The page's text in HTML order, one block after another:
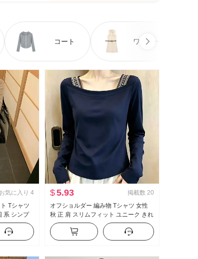
コート ワンピース
お気に入り 4
Tシャツ
系 シンプ
$5.93 掲載数 20
オフショルダー 編み物 Tシャツ 女性
秋 正 肩 スリムフィット ユニーク きれ
い 巨大 美しい 内 かける 長袖 トップ
ス インナーシャツ